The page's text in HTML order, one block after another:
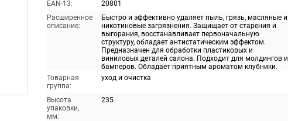
EAN-13:
20801
Расширенное
описание:
Быстро и эффективно удаляет пыль, грязь, масляные и
никотиновые загрязнения. Защищает от старения и
выгорания, восстанавливает первоначальную
структуру, обладает антистатическим эффектом.
Предназначен для обработки пластиковых и
виниловых деталей салона. Подходит для молдингов и
бамперов. Обладает приятным ароматом клубники.
Товарная
группа:
уход и очистка
Высота
упаковки,
мм:
235